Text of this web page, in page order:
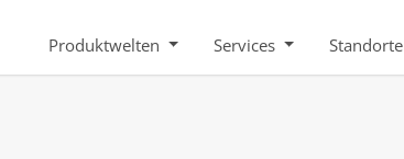
Produktwelten
Services Standorte